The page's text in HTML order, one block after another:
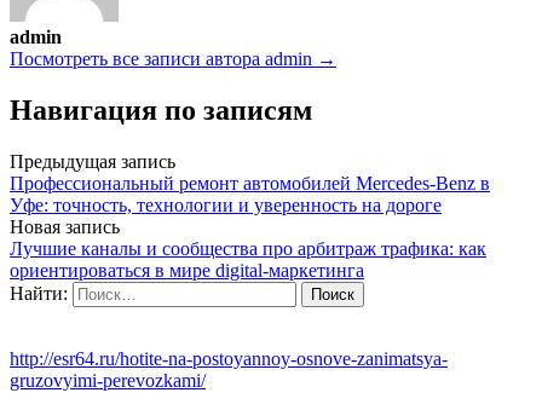
admin
Посмотреть все записи автора admin →
Навигация по записям
Предыдущая запись
Профессиональный ремонт автомобилей Mercedes-Benz в
Уфе: точность, технологии и уверенность на дороге
Новая запись
Лучшие каналы и сообщества про арбитраж трафика: как
ориентироваться в мире digital-маркетинга
Найти:
http://esr64.ru/hotite-na-postoyannoy-osnove-zanimatsya-
gruzovyimi-perevozkami/